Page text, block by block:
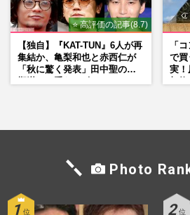
⭐ 高評価の記事(8.7)
【独自】『KAT-TUN』6人が再
集結か、亀梨和也と赤西仁が
「秋に驚く発表」田中聖の刑
「
で買
実！
Photo